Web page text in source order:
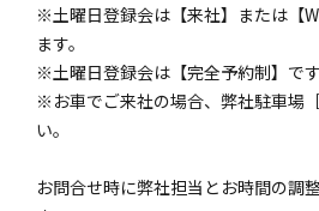
※土曜日登録会は【来社】または【
ます。
※土曜日登録会は【完全予約制】です
※お車でご来社の場合、弊社駐車場
い。
お問合せ時に弊社担当とお時間の調